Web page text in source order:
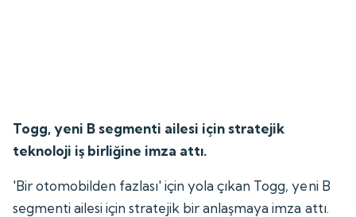
Togg, yeni B segmenti ailesi için stratejik
teknoloji iş birliğine imza attı.
'Bir otomobilden fazlası' için yola çıkan Togg, yeni B
segmenti ailesi için stratejik bir anlaşmaya imza attı.